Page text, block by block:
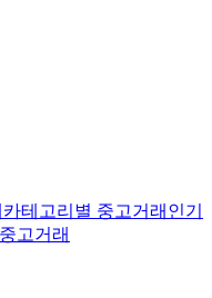
카테고리별 중고거래 인기
고거래